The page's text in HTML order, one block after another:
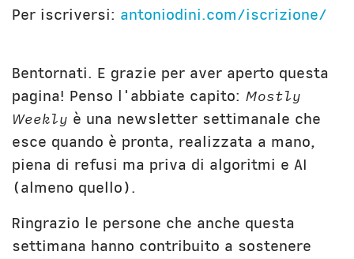
Unibg
Civica Scuola
In terza persona
English Bio
Per iscriversi: antoniodini.com/iscrizione/
Bentornati. E grazie per aver aperto questa
pagina! Penso l'abbiate capito: Mostly
Weekly è una newsletter settimanale che
esce quando è pronta, realizzata a mano,
piena di refusi ma priva di algoritmi e AI
(almeno quello).
Ringrazio le persone che anche questa
settimana hanno contribuito a sostenere